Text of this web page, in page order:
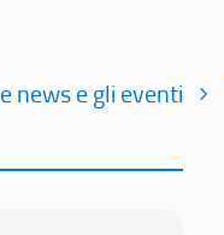
news e gli eventi